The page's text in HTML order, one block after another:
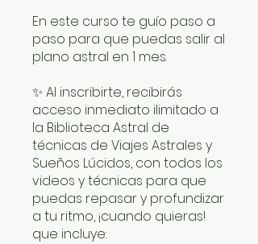
En este curso te guío paso a
paso para que puedas salir al
plano astral en 1 mes.
✨ Al inscribirte, recibirás
acceso inmediato ilimitado a
la Biblioteca Astral de
técnicas de Viajes Astrales y
Sueños Lúcidos, con todos los
videos y técnicas para que
puedas repasar y profundizar
a tu ritmo, ¡cuando quieras!
que incluye: